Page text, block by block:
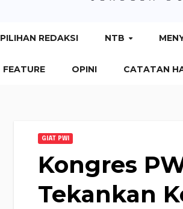
PILIHAN REDAKSI NTB
FEATURE OPINI CATATAN
GIAT PWI
Kongres
Tekankan